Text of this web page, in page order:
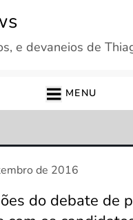
e devaneios de
MENU
do debate de